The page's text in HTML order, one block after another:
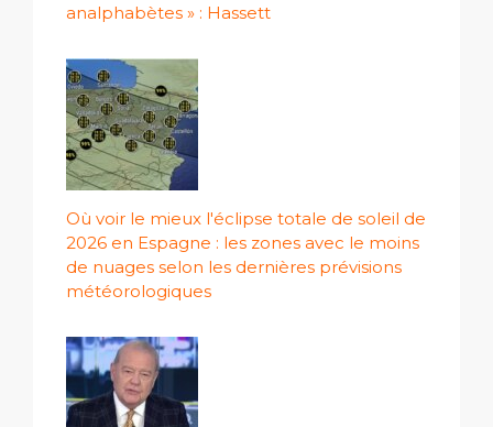
analphabètes » : Hassett
Où voir le mieux l'éclipse totale de soleil de
2026 en Espagne : les zones avec le moins
de nuages ​​selon les dernières prévisions
météorologiques